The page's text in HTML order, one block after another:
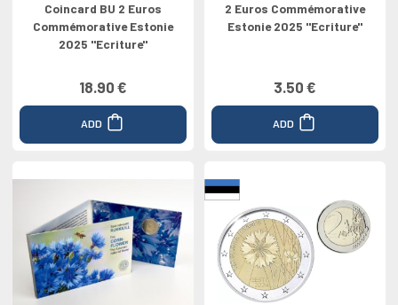
Coincard BU 2 Euros
Commémorative Estonie
2025 "Ecriture"
18.90 €
ADD
2 Euros Commémorative
Estonie 2025 "Ecriture"
3.50 €
ADD